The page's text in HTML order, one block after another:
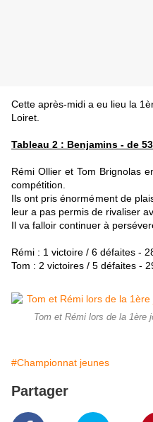
Cette après-midi a eu lieu la
Loiret.
Tableau 2 : Benjamins - de
Rémi Ollier et Tom Brignolas
compétition.
Ils ont pris énormément de
leur a pas permis de rivaliser
Il va falloir continuer à
Rémi : 1 victoire / 6 défaites -
Tom : 2 victoires / 5 défaites -
Tom et Rémi lors de la 1ère
#Championnat jeunes
Partager